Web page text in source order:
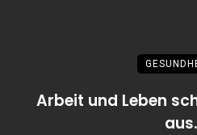
Arbeit und Leben
aus.